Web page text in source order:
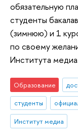
обязательную
студенты
(зимнюю) и 1
по своему
Института
Образование
студенты
Институт медиа